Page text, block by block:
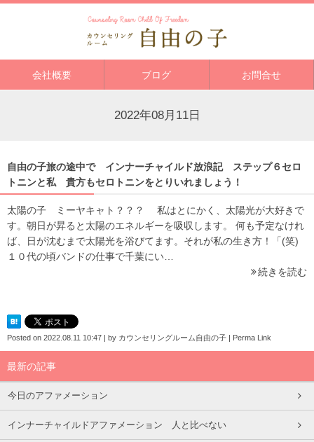
会社概要 ブログ お問合せ
2022年08月11日
自由の子旅の途中で インナーチャイルド放浪記 ステップ６セロ
トニンと私 貴方もセロトニンをとりいれましょう！
太陽の子 ミーヤキャト？？？ 私はとにかく、太陽光が大好きで
す。朝日が昇ると太陽のエネルギーを吸収します。 何も予定なけれ
ば、日が沈むまで太陽光を浴びてます。それが私の生き方！「(笑)
１０代の頃バンドの仕事で千葉にい…
続きを読む
Posted on 2022.08.11 10:47 | by カウンセリングルーム自由の子 | Perma Link
最新の記事
今日のアファメーション
インナーチャイルドアファメーション 人と比べない